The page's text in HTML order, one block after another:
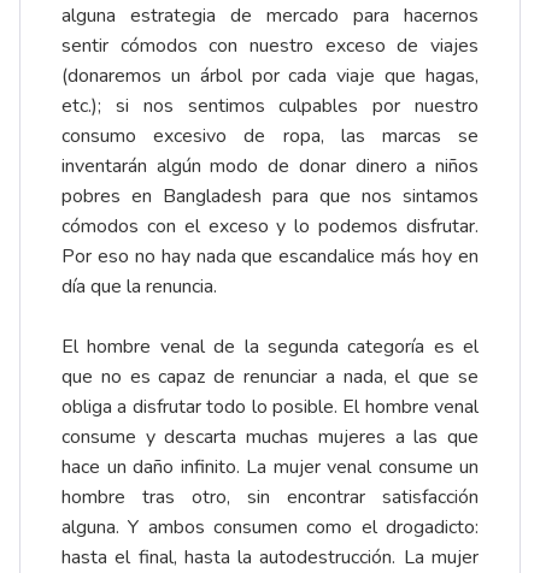
alguna estrategia de mercado para hacernos
sentir cómodos con nuestro exceso de viajes
(donaremos un árbol por cada viaje que hagas,
etc.); si nos sentimos culpables por nuestro
consumo excesivo de ropa, las marcas se
inventarán algún modo de donar dinero a niños
pobres en Bangladesh para que nos sintamos
cómodos con el exceso y lo podemos disfrutar.
Por eso no hay nada que escandalice más hoy en
día que la renuncia.
El hombre venal de la segunda categoría es el
que no es capaz de renunciar a nada, el que se
obliga a disfrutar todo lo posible. El hombre venal
consume y descarta muchas mujeres a las que
hace un daño infinito. La mujer venal consume un
hombre tras otro, sin encontrar satisfacción
alguna. Y ambos consumen como el drogadicto:
hasta el final, hasta la autodestrucción. La mujer